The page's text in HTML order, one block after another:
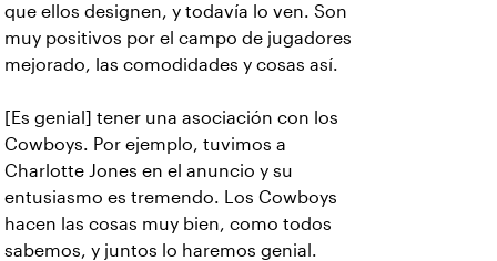
que ellos designen, y todavía lo ven. Son
muy positivos por el campo de jugadores
mejorado, las comodidades y cosas así.
[Es genial] tener una asociación con los
Cowboys. Por ejemplo, tuvimos a
Charlotte Jones en el anuncio y su
entusiasmo es tremendo. Los Cowboys
hacen las cosas muy bien, como todos
sabemos, y juntos lo haremos genial.